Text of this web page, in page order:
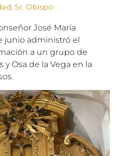
, Sr. Obispo
José María
junio administró el
a un grupo de
y Osa de la Vega en la